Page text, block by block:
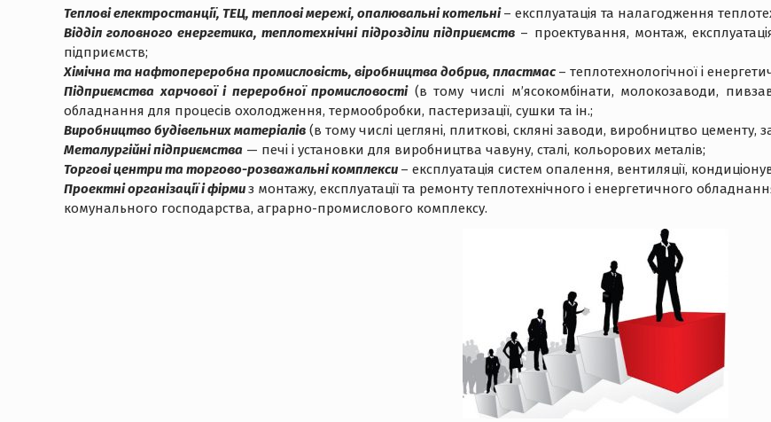
Теплові електростанції, ТЕЦ, теплові мережі, опалювальні котельні– експлуатація та налагодження
Відділ головного енергетика, теплотехнічні підрозділи підприємств – проектування, монтаж,
підприємств;
Хімічна та нафтопереробна промисловість, віробництва добрив, пластмас – теплотехнологічної і
Підприємства харчової і переробної промисловості(в тому числі м’ясокомбінати, молокозаводи,
обладнання для процесів охолодження, термообробки, пастеризації, сушки та ін.;
Виробництво будівельних матеріалів (в тому числі цегляні, плиткові, скляні заводи, виробництво цементу,
Металургійні підприємства — печі і установки для виробництва чавуну, сталі, кольорових металів;
Торгові центри та торгово-розважальні комплекси – експлуатація систем опалення, вентиляції,
Проектні організації і фірмиз монтажу, експлуатації та ремонту теплотехнічного і енергетичного
комунального господарства, аграрно-промислового комплексу.